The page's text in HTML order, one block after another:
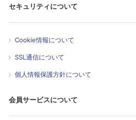
セキュリティについて
Cookie情報について
SSL通信について
個人情報保護方針について
会員サービスについて